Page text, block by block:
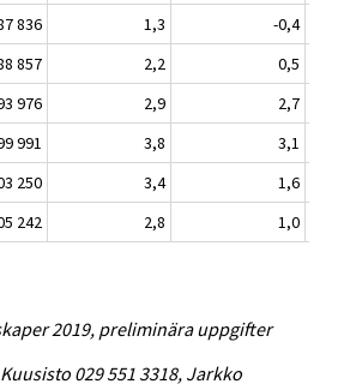
836 1,3
-0,4
857 2,2
0,5
976 2,9
2,7
991 3,8
3,1
250 3,4
1,6
242 2,8 1,0
2019, preliminära uppgifter
029 551 3318, Jarkko